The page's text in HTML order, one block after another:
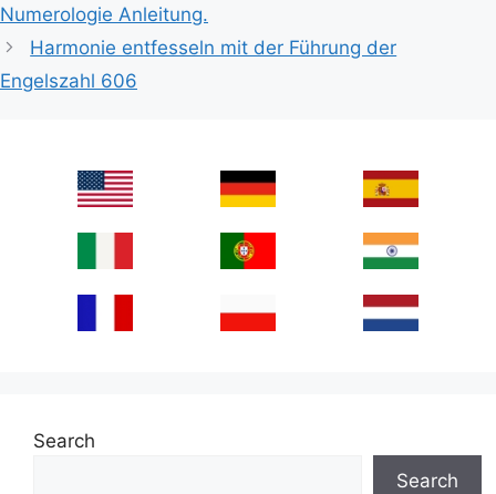
Numerologie Anleitung.
Harmonie entfesseln mit der Führung der
Engelszahl 606
Search
Search